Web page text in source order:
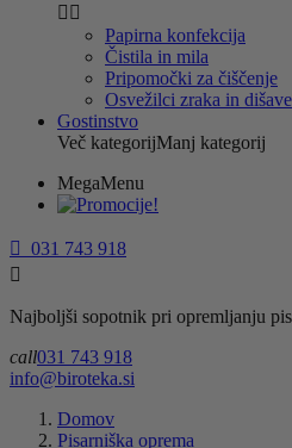
 
Papirna konfekcija
Čistila in mila
Pripomočki za čiščenje
Osvežilci zraka in dišave
Gostinstvo
Več kategorijManj kategorij
MegaMenu

031 743 918

Najboljši sopotnik pri opremljanju
call031 743 918
info@biroteka.si
Domov
Pisarniška oprema